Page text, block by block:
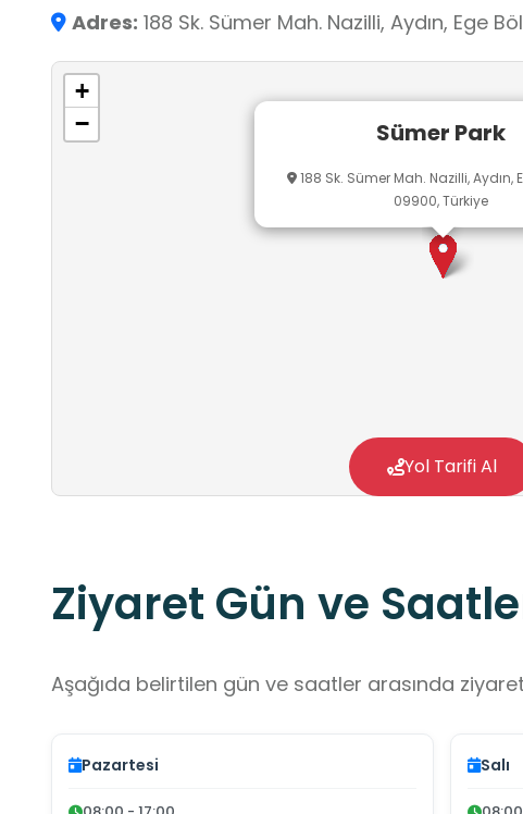
konserler, festivaller ve açık hava sineması gibi
Adres: 188 Sk. Sümer Mah. Nazilli, Aydın, Ege
Sümer Park
188 Sk. Sümer Mah. Nazilli, Aydın,
09900, Türkiye
+
−
Yol Tarifi Al
Ziyaret Gün ve
Aşağıda belirtilen gün ve saatler arasında
Pazartesi Salı